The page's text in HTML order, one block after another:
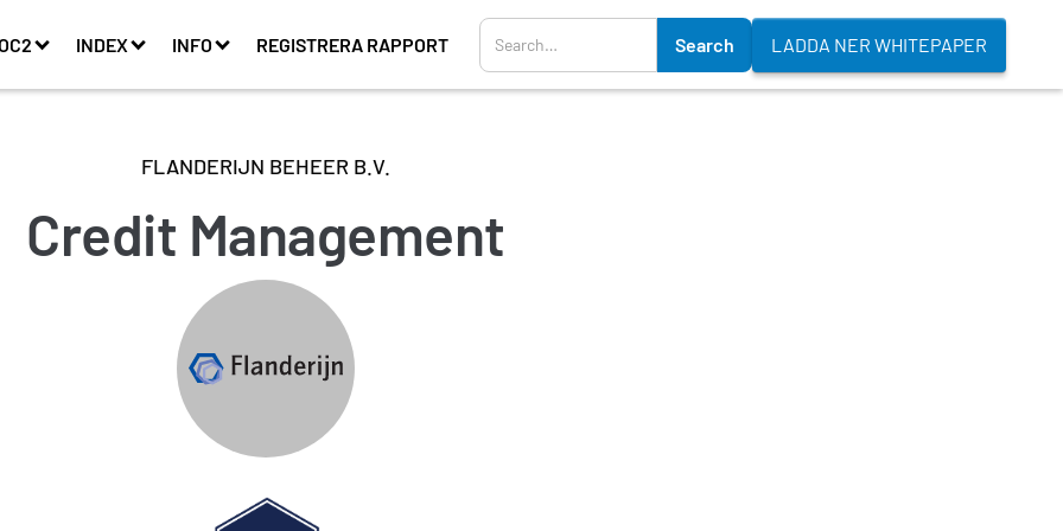
INDEX INFO REGISTRERA RAPPORT LADDA NER WHITEPAPER
FLANDERIJN BEHEER B.V.
Credit Management